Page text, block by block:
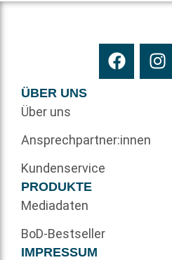
ÜBER UNS
Über uns
Ansprechpartner:innen
Kundenservice
PRODUKTE
Mediadaten
BoD-Bestseller
IMPRESSUM